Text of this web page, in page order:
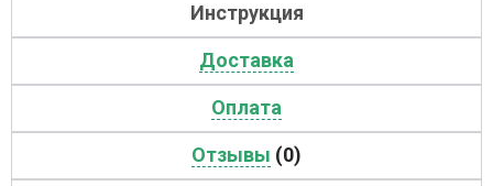
Инструкция
Доставка
Оплата
Отзывы (0)